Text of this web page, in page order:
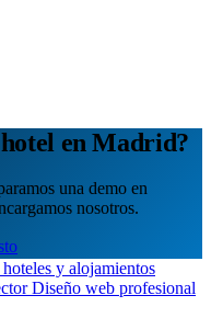
en Madrid?
una demo en
nosotros.
y alojamientos
Diseño web profesional